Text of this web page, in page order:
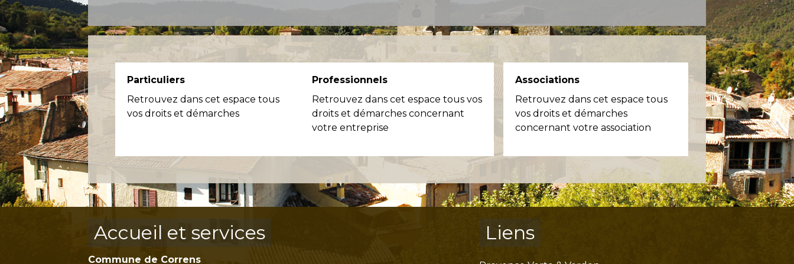
Particuliers
Retrouvez dans cet espace tous
vos droits et démarches
Professionnels
Retrouvez dans cet espace tous vos
droits et démarches concernant
votre entreprise
Associations
Retrouvez dans cet espace tous
vos droits et démarches
concernant votre association
Accueil et services
Commune de Correns
Liens